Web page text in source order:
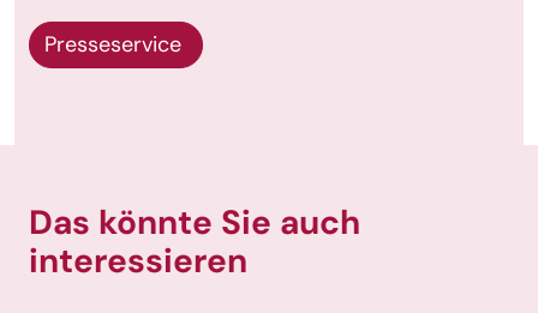
Presseservice
Das könnte Sie auch
interessieren